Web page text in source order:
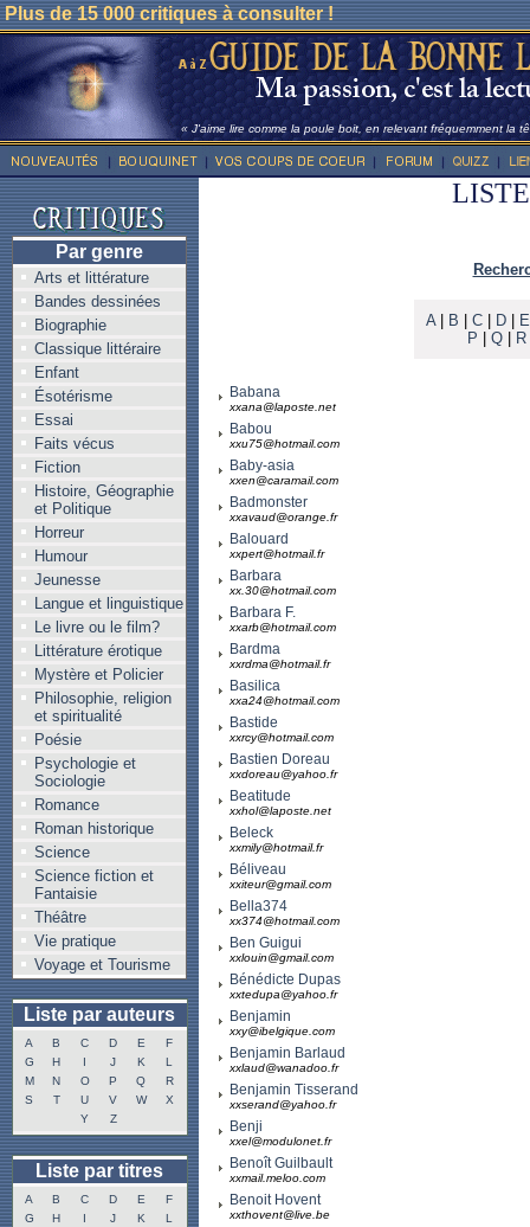
Plus de 15 000 critiques à consulter !
« J'aime lire comme la poule boit, en relevant fréquemment la
Par genre
Arts et littérature
Bandes dessinées
Biographie
Classique littéraire
Enfant
Ésotérisme
Essai
Faits vécus
Fiction
Histoire, Géographie
et Politique
Horreur
Humour
Jeunesse
Langue et linguistique
Le livre ou le film?
Littérature érotique
Mystère et Policier
Philosophie, religion
et spiritualité
Poésie
Psychologie et
Sociologie
Romance
Roman historique
Science
Science fiction et
Fantaisie
Théâtre
Vie pratique
Voyage et Tourisme
Liste par auteurs
A B C D E
F
G
H I J K
L
M
N O P Q
R
S
T U V W
X
Y
Z
Liste par titres
A B C D E
F
G
H I J K
L
A| B C| D| E
P
Q R
Babana
xxana@laposte.net
Babou
xxu75@hotmail.com
Baby-asia
xxen@caramail.com
Badmonster
xxavaud@orange.fr
Balouard
xxpert@hotmail.fr
Barbara
xx.30@hotmail.com
Barbara F.
xxarb@hotmail.com
Bardma
xxrdma@hotmail.fr
Basilica
xxa24@hotmail.com
Bastide
xxrcy@hotmail.com
Bastien Doreau
xxdoreau@yahoo.fr
Beatitude
xxhol@laposte.net
Beleck
xxmily@hotmail.fr
Béliveau
xxiteur@gmail.com
Bella374
xx374@hotmail.com
Ben Guigui
xxlouin@gmail.com
Bénédicte Dupas
xxtedupa@yahoo.fr
Benjamin
xxy@ibelgique.com
Benjamin Barlaud
xxlaud@wanadoo.fr
Benjamin Tisserand
xxserand@yahoo.fr
Benji
xxel@modulonet.fr
Benoît Guilbault
xxmail.meloo.com
Benoit Hovent
xxthovent@live.be